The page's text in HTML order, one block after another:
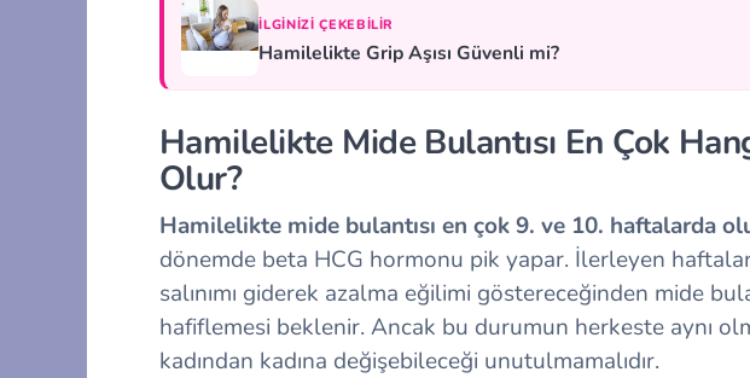
İLGINIZI ÇEKEBILIR
Hamilelikte Grip Aşısı Güvenli mi?
Hamilelikte Mide Bulantısı En Çok
Olur?
Hamilelikte mide bulantısı en çok 9. ve 10. haftalarda
dönemde beta HCG hormonu pik yapar. İlerleyen
salınımı giderek azalma eğilimi göstereceğinden mide
hafiflemesi beklenir. Ancak bu durumun herkeste aynı
kadından kadına değişebileceği unutulmamalıdır.